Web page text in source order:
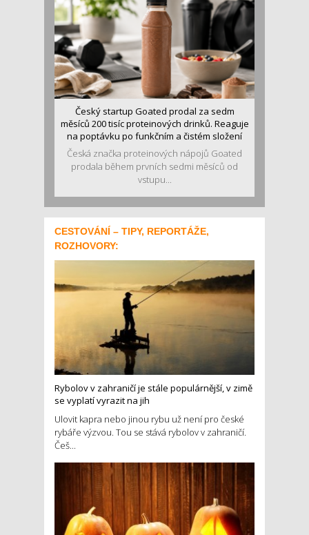
Český startup Goated prodal za sedm
měsíců 200 tisíc proteinových drinků. Reaguje
na poptávku po funkčním a čistém složení
Česká značka proteinových nápojů Goated
prodala během prvních sedmi měsíců od
vstupu...
CESTOVÁNÍ – TIPY, REPORTÁŽE,
ROZHOVORY:
Rybolov v zahraničí je stále populárnější, v zimě
se vyplatí vyrazit na jih
Ulovit kapra nebo jinou rybu už není pro české
rybáře výzvou. Tou se stává rybolov v zahraničí.
Češ...